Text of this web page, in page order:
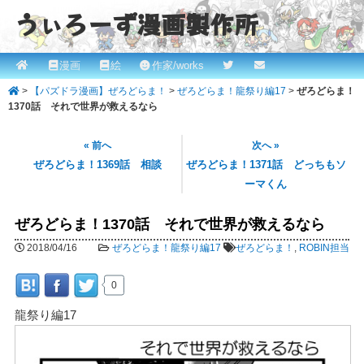
うぃろーず漫画製作所
ROBINとかっぱの漫画スタジオ！ willows.online
メ
イ
ン
メ
イ
コ
テ
ン
ツ
へ
漫画 絵 作家/works
> 【パズドラ漫画】ぜろどらま！ > ぜろどらま！龍祭り編17 > ぜろどらま！
1370話 それで世界が救えるなら
« 前へ
ぜろどらま！1369話 相談
次へ »
ぜろどらま！1371話 どっちもソ
ーマくん
ぜろどらま！1370話 それで世界が救えるなら
2018/04/16 ぜろどらま！龍祭り編17 ぜろどらま！ , ROBIN担当
0
龍祭り編17